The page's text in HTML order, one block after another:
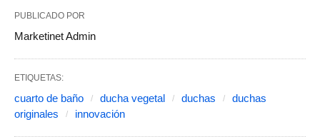
PUBLICADO POR
Marketinet Admin
ETIQUETAS:
cuarto de baño ducha vegetal duchas
duchas
originales
innovación